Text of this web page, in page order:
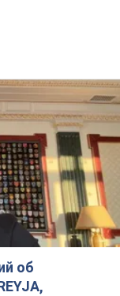
об